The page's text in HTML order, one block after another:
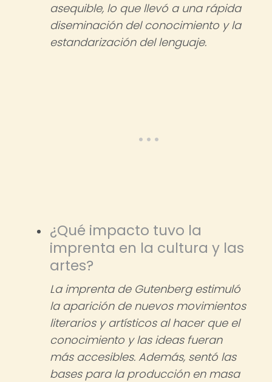
asequible, lo que llevó a una rápida
diseminación del conocimiento y la
estandarización del lenguaje.
¿Qué impacto tuvo la
imprenta en la cultura y las
artes?
La imprenta de Gutenberg estimuló
la aparición de nuevos movimientos
literarios y artísticos al hacer que el
conocimiento y las ideas fueran
más accesibles. Además, sentó las
bases para la producción en masa